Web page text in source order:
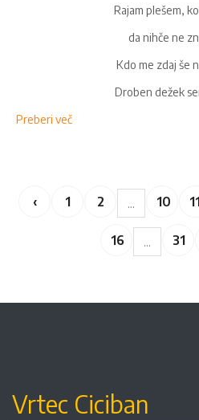
Rajam plešem,
da nihče ne
Kdo me zdaj še
Droben dežek
Preberi več
‹ 1 2 ... 10
16 ... 31
Vrtec Ciciban